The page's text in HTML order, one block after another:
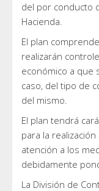
del por conducto
Hacienda.
El plan
realizarán
económico a que
caso, del tipo de
del mismo.
El plan tendrá
para la
atención a los
debidamente
La División de